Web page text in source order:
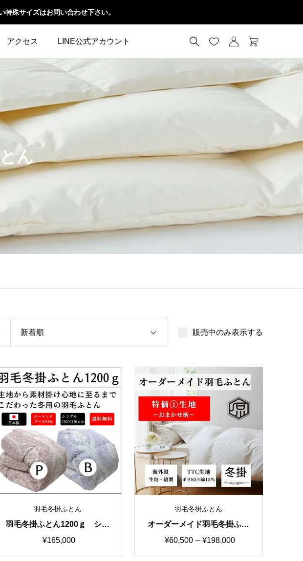
殊サイズはお問い合わせ下さい。
アクセス LINE公式アカウント    
ん
新着順 販売中のみ表示する
羽毛冬掛ふとん
羽毛冬掛ふとん1200ｇ シン
グル150×210cm 超長綿10
¥165,000
羽毛冬掛ふとん
オーダーメイド羽毛冬掛ふと
ん 特価①生地TTC シング
¥60,500 – ¥198,000
価